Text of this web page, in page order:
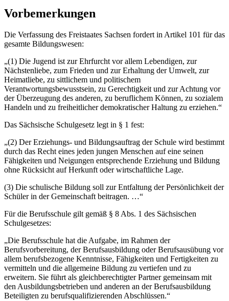
Vorbemerkungen
Die Verfassung des Freistaates Sachsen fordert in Artikel 101 für das
gesamte Bildungswesen:
„(1) Die Jugend ist zur Ehrfurcht vor allem Lebendigen, zur
Nächstenliebe, zum Frieden und zur Erhaltung der Umwelt, zur
Heimatliebe, zu sittlichem und politischem
Verantwortungsbewusstsein, zu Gerechtigkeit und zur Achtung vor
der Überzeugung des anderen, zu beruflichem Können, zu sozialem
Handeln und zu freiheitlicher demokratischer Haltung zu erziehen.“
Das Sächsische Schulgesetz legt in § 1 fest:
„(2) Der Erziehungs- und Bildungsauftrag der Schule wird bestimmt
durch das Recht eines jeden jungen Menschen auf eine seinen
Fähigkeiten und Neigungen entsprechende Erziehung und Bildung
ohne Rücksicht auf Herkunft oder wirtschaftliche Lage.
(3) Die schulische Bildung soll zur Entfaltung der Persönlichkeit der
Schüler in der Gemeinschaft beitragen. …“
Für die Berufsschule gilt gemäß § 8 Abs. 1 des Sächsischen
Schulgesetzes:
„Die Berufsschule hat die Aufgabe, im Rahmen der
Berufsvorbereitung, der Berufsausbildung oder Berufsausübung vor
allem berufsbezogene Kenntnisse, Fähigkeiten und Fertigkeiten zu
vermitteln und die allgemeine Bildung zu vertiefen und zu
erweitern. Sie führt als gleichberechtigter Partner gemeinsam mit
den Ausbildungsbetrieben und anderen an der Berufsausbildung
Beteiligten zu berufsqualifizierenden Abschlüssen.“